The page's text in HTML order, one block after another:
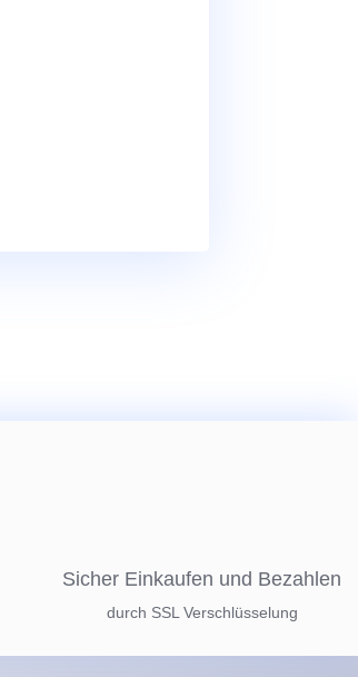
Sicher Einkaufen und Bezahlen
durch SSL Verschlüsselung